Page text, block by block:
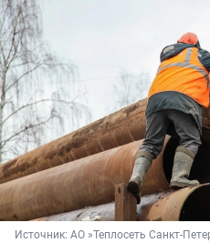
Источник: АО »Теплосеть Санкт-